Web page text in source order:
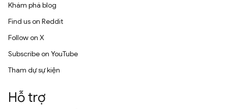
Khám phá blog
Find us on Reddit
Follow on X
Subscribe on YouTube
Tham dự sự kiện
Hỗ trợ